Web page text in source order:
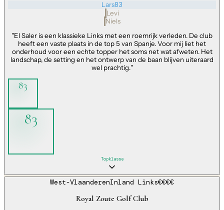
Lars83
Levi
Niels
"El Saler is een klassieke Links met een roemrijk verleden. De club
heeft een vaste plaats in de top 5 van Spanje. Voor mij liet het
onderhoud voor een echte topper het soms net wat afweten. Het
landschap, de setting en het ontwerp van de baan blijven uiteraard
wel prachtig."
83
83
Topklasse
West-VlaanderenInland Links€€€€
Royal Zoute Golf Club